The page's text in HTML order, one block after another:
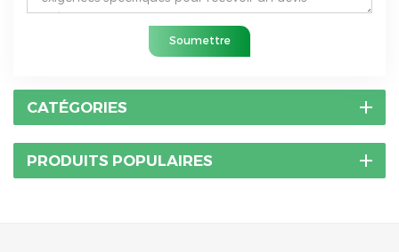
Soumettre
CATÉGORIES
PRODUITS POPULAIRES